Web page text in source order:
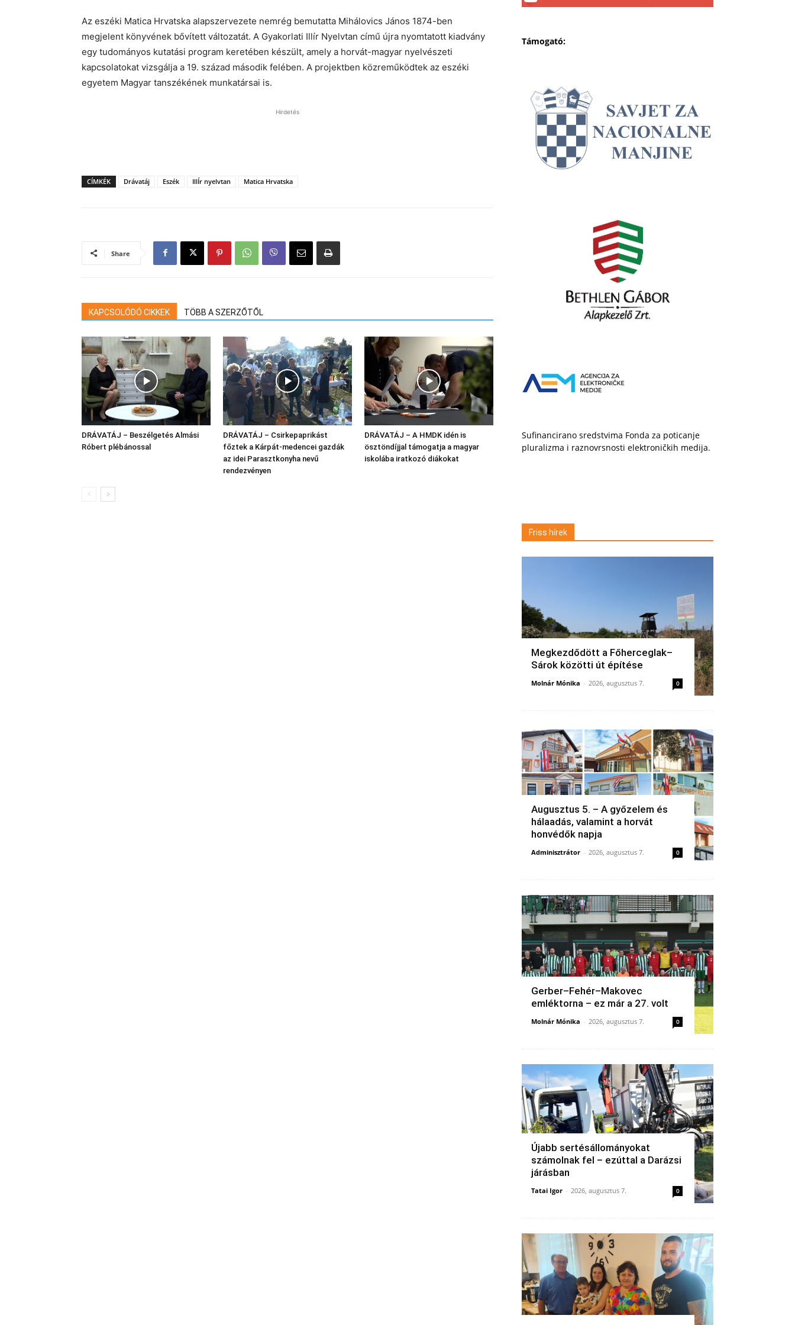
Az eszéki Matica Hrvatska alapszervezete nemrég bemutatta Mihálovics János 1874-ben
megjelent könyvének bővített változatát. A Gyakorlati Illír Nyelvtan című újra nyomtatott kiadvány
egy tudományos kutatási program keretében készült, amely a horvát-magyar nyelvészeti
kapcsolatokat vizsgálja a 19. század második felében. A projektben közreműködtek az eszéki
egyetem Magyar tanszékének munkatársai is.
Hirdetés
CÍMKÉK Drávatáj Eszék IllÍr nyelvtan Matica Hrvatska
Share
KAPCSOLÓDÓ CIKKEK TÖBB A SZERZŐTŐL
DRÁVATÁJ – Beszélgetés Almási
Róbert plébánossal
DRÁVATÁJ – Csirkepaprikást
főztek a Kárpát-medencei gazdák
az idei Parasztkonyha nevű
rendezvényen
DRÁVATÁJ – A HMDK idén is
ösztöndíjjal támogatja a magyar
iskolába iratkozó diákokat
Támogató:
Sufinancirano sredstvima Fonda za poticanje
pluralizma i raznovrsnosti elektroničkih medija.
Friss hírek
Megkezdődött a Főherceglak–
Sárok közötti út építése
Molnár Mónika - 2026, augusztus 7. 0
Augusztus 5. – A győzelem és
hálaadás, valamint a horvát
honvédők napja
Adminisztrátor - 2026, augusztus 7. 0
Gerber–Fehér–Makovec
emléktorna – ez már a 27. volt
Molnár Mónika - 2026, augusztus 7. 0
Újabb sertésállományokat
számolnak fel – ezúttal a Darázsi
járásban
Tatai Igor - 2026, augusztus 7. 0